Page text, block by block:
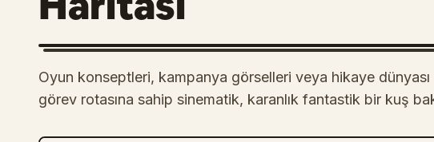
Oyun konseptleri, kampanya görselleri veya hikaye dünyası
görev rotasına sahip sinematik, karanlık fantastik bir kuş